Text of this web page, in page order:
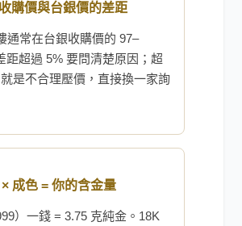
購價與台銀價的差距
通常在台銀收購價的 97–
距超過 5% 要問清楚原因；超
是不合理壓價，直接換一家詢
成色 = 你的含金量
）一錢 = 3.75 克純金。18K